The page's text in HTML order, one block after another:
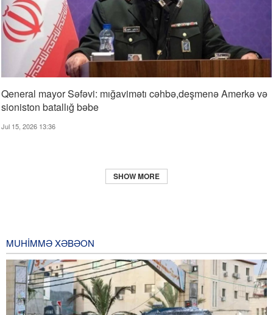
Qeneral mayor Səfəvi: mığavimətı cəhbə,deşmenə Amerkə və
sioniston batallığ bəbe
Jul 15, 2026 13:36
SHOW MORE
MUHIMMƏ XƏBƏON